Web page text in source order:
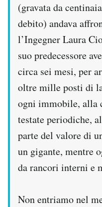
(gravata da
debito) andava
l’Ingegner Laura
suo predecessore
circa sei mesi, per
oltre mille posti di
ogni immobile, alla
testate periodiche,
parte del valore di
un gigante, mentre
da rancori interni e
Non entriamo nel